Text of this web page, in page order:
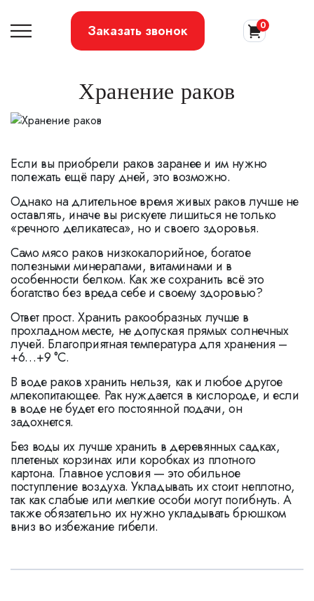
Заказать звонок 0
Хранение раков
Если вы приобрели раков заранее и им нужно
полежать ещё пару дней, это возможно.
Однако на длительное время живых раков лучше не
оставлять, иначе вы рискуете лишиться не только
«речного деликатеса», но и своего здоровья.
Само мясо раков низкокалорийное, богатое
полезными минералами, витаминами и в
особенности белком. Как же сохранить всё это
богатство без вреда себе и своему здоровью?
Ответ прост. Хранить ракообразных лучше в
прохладном месте, не допуская прямых солнечных
лучей. Благоприятная температура для хранения –
+6…+9 °С.
В воде раков хранить нельзя, как и любое другое
млекопитающее. Рак нуждается в кислороде, и если
в воде не будет его постоянной подачи, он
задохнется.
Без воды их лучше хранить в деревянных садках,
плетеных корзинах или коробках из плотного
картона. Главное условия — это обильное
поступление воздуха. Укладывать их стоит неплотно,
так как слабые или мелкие особи могут погибнуть. А
также обязательно их нужно укладывать брюшком
вниз во избежание гибели.